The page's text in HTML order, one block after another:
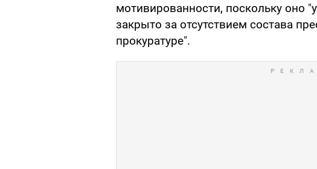
мотивированности, поскольку оно
закрыто за отсутствием состава
прокуратуре".